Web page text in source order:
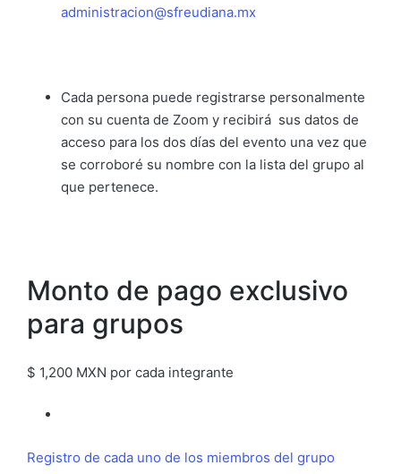
administracion@sfreudiana.mx
Cada persona puede registrarse personalmente
con su cuenta de Zoom y recibirá sus datos de
acceso para los dos días del evento una vez que
se corroboré su nombre con la lista del grupo al
que pertenece.
Monto de pago exclusivo
para grupos
$ 1,200 MXN por cada integrante
Registro de cada uno de los miembros del grupo